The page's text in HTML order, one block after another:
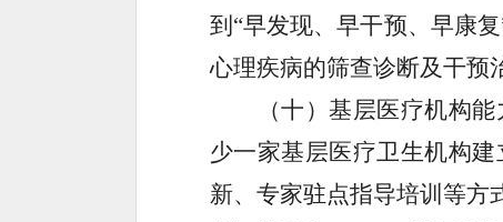
到 “早发现、早干预、早康复
心理疾病的筛查诊断及干预
（十）基层医疗机构
少一家基层医疗卫生机构
新、专家驻点指导培训等方